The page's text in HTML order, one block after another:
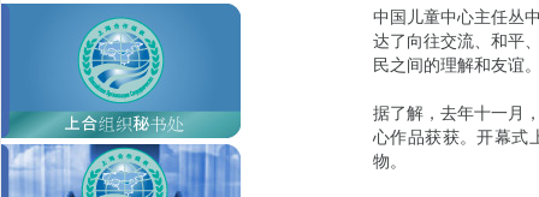
中国儿童中心主任丛
达了向往交流、和平
民之间的理解和友谊
据了解，去年十一月
心作品获获。开幕式
物。